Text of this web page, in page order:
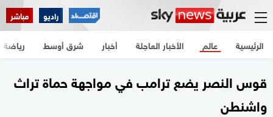
راديو مباشر
الرئيسية الأخبار العاجلة أخبار شرق أوسط عالم رياضة
قوس النصر يضع ترامب في مواجهة حماة تراث
واشنطن